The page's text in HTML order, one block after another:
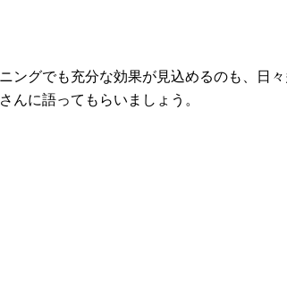
ングでも充分な効果が見込めるのも、日
んに語ってもらいましょう。